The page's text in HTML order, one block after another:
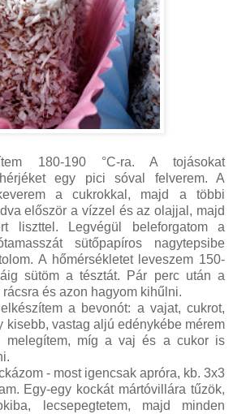
180-190 °C-ra. A tojásokat
egy pici sóval felverem. A
a cukrokkal, majd a többi
először a vízzel és az olajjal, majd
liszttel. Legvégül beleforgatom a
sütőpapíros nagytepsibe
A hőmérsékletet leveszem 150-
sütöm a tésztát. Pár perc után a
és azon hagyom kihűlni.
a bevonót: a vajat, cukrot,
kisebb, vastag aljú edénykébe mérem
melegítem, míg a vaj és a cukor is
- most igencsak apróra, kb. 3x3
Egy-egy kockát mártóvillára tűzök,
lecsepegtetem, majd minden